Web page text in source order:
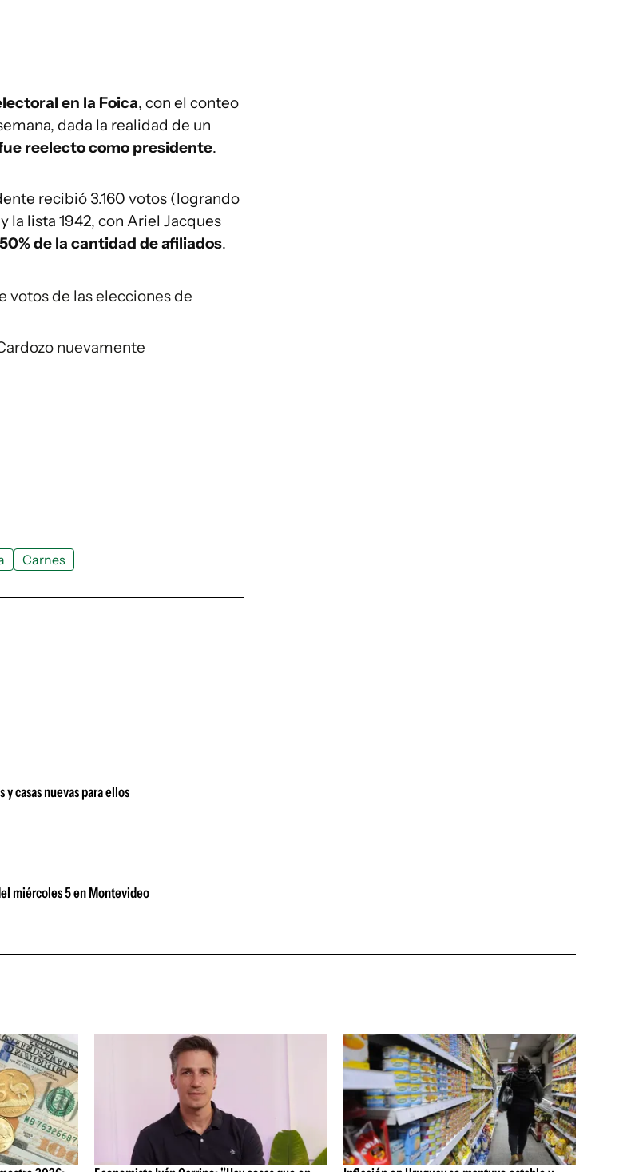
en la Foica, con el conteo
dada la realidad de un
reelecto como presidente.
recibió 3.160 votos (logrando
la lista 1942, con Ariel Jacques
de la cantidad de afiliados.
votos de las elecciones de
nuevamente
Carnes
casas nuevas para ellos
miércoles 5 en Montevideo